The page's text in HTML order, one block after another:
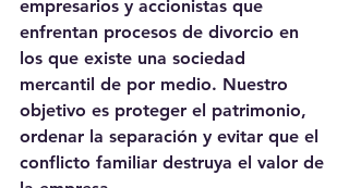
empresarios y accionistas que
enfrentan procesos de divorcio en
los que existe una sociedad
mercantil de por medio. Nuestro
objetivo es proteger el patrimonio,
ordenar la separación y evitar que el
conflicto familiar destruya el valor de